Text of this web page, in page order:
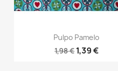
Aperçu rapide
Pulpo Pamelo
1,98 € 1,39 €